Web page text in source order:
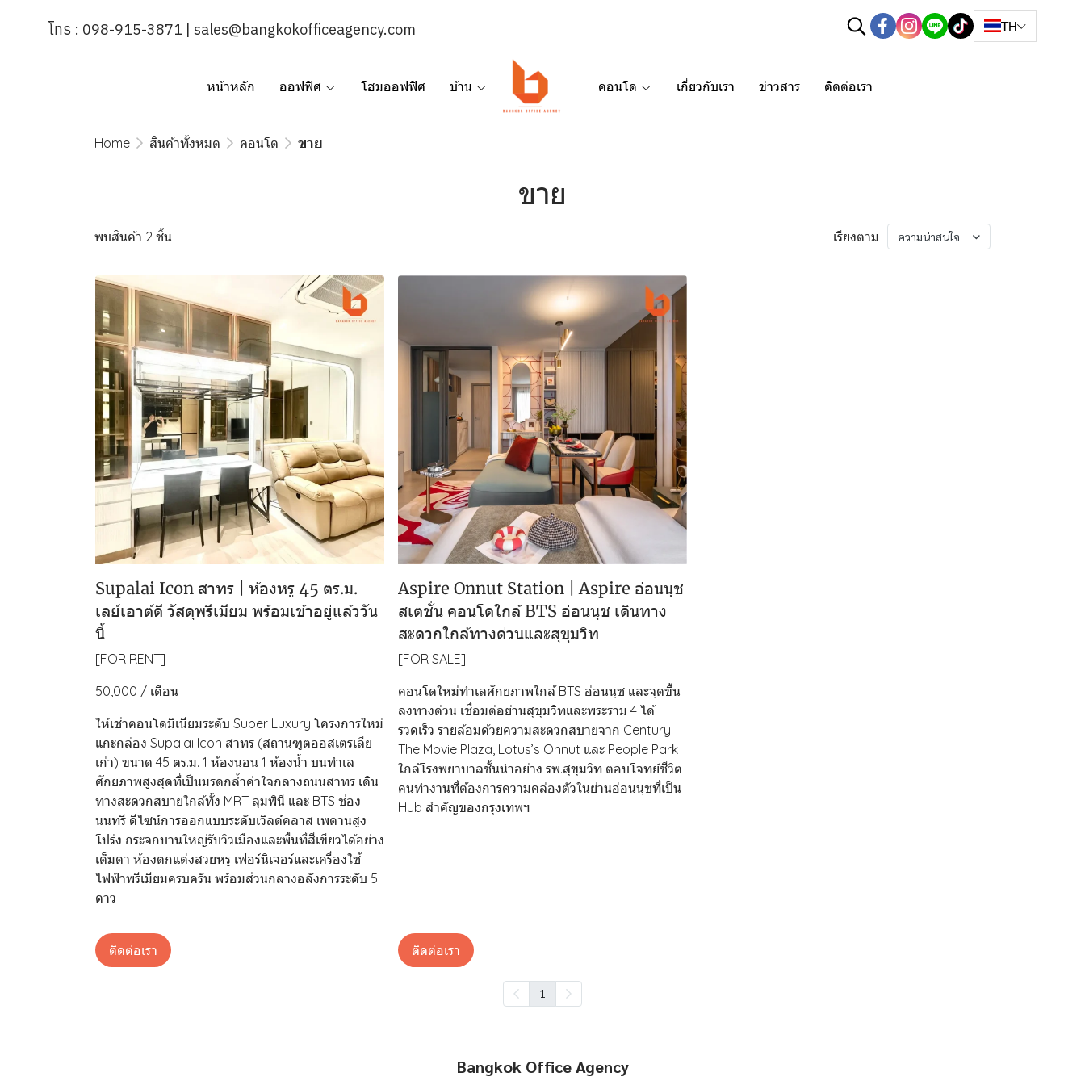
โทร : 098-915-3871 | sales@bangkokofficeagency.com TH
หน้าหลัก ออฟฟิศ โฮมออฟฟิศ บ้าน คอนโด เกี่ยวกับเรา ข่าวสาร ติดต่อเรา
Home สินค้าทั้งหมด คอนโด ขาย
ขาย
พบสินค้า 2 ชิ้น เรียงตาม ความน่าสนใจ
Supalai Icon สาทร | ห้องหรู 45 ตร.ม.
เลย์เอาต์ดี วัสดุพรีเมียม พร้อมเข้าอยู่แล้ววัน
นี้
[FOR RENT]
50,000 / เดือน
ให้เช่าคอนโดมิเนียมระดับ Super Luxury โครงการใหม่
แกะกล่อง Supalai Icon สาทร (สถานฑูตออสเตรเลีย
เก่า) ขนาด 45 ตร.ม. 1 ห้องนอน 1 ห้องน้ำ บนทำเล
ศักยภาพสูงสุดที่เป็นมรดกล้ำค่าใจกลางถนนสาทร เดิน
ทางสะดวกสบายใกล้ทั้ง MRT ลุมพินี และ BTS ช่อง
นนทรี ดีไซน์การออกแบบระดับเวิลด์คลาส เพดานสูง
โปร่ง กระจกบานใหญ่รับวิวเมืองและพื้นที่สีเขียวได้อย่าง
เต็มตา ห้องตกแต่งสวยหรู เฟอร์นิเจอร์และเครื่องใช้
ไฟฟ้าพรีเมียมครบครัน พร้อมส่วนกลางอลังการระดับ 5
ดาว
ติดต่อเรา
Aspire Onnut Station | Aspire อ่อนนุช
สเตชั่น คอนโดใกล้ BTS อ่อนนุช เดินทาง
สะดวกใกล้ทางด่วนและสุขุมวิท
[FOR SALE]
คอนโดใหม่ทำเลศักยภาพใกล้ BTS อ่อนนุช และจุดขึ้น
ลงทางด่วน เชื่อมต่อย่านสุขุมวิทและพระราม 4 ได้
รวดเร็ว รายล้อมด้วยความสะดวกสบายจาก Century
The Movie Plaza, Lotus’s Onnut และ People Park
ใกล้โรงพยาบาลชั้นนำอย่าง รพ.สุขุมวิท ตอบโจทย์ชีวิต
คนทำงานที่ต้องการความคล่องตัวในย่านอ่อนนุชที่เป็น
Hub สำคัญของกรุงเทพฯ
ติดต่อเรา
1
Bangkok Office Agency